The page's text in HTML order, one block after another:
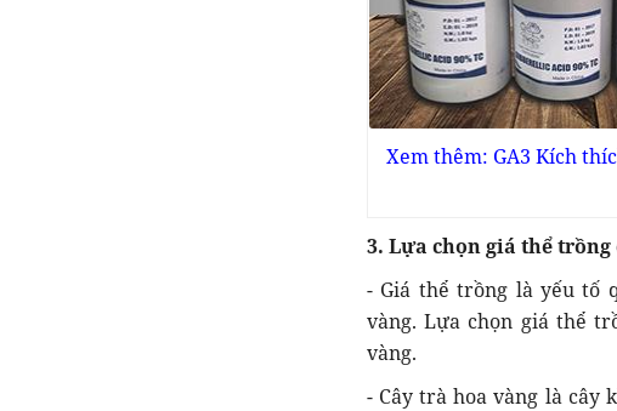
Xem thêm: GA3 Kích
3. Lựa chọn giá thể
- Giá thể trồng là yếu tố
vàng. Lựa chọn giá thể
vàng.
- Cây trà hoa vàng là cây